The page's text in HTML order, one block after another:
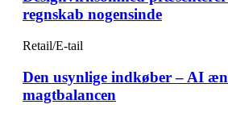
regnskab nogensinde
Retail/E-tail
Den usynlige indkøber – AI
magtbalancen